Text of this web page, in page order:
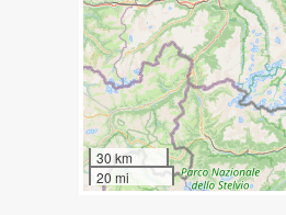
30 km
20 mi